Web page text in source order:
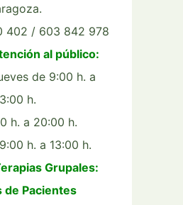
402 / 603 842 978
al público:
de 9:00 h. a
h.
h. a 20:00 h.
h. a 13:00 h.
Grupales:
de Pacientes